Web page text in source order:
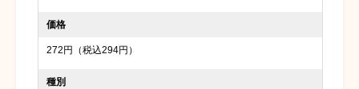
価格
272円（税込294円）
種別